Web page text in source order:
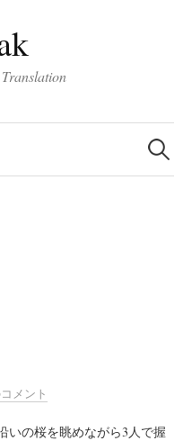
検
索:
メント
いの桜を眺めながら3人で握